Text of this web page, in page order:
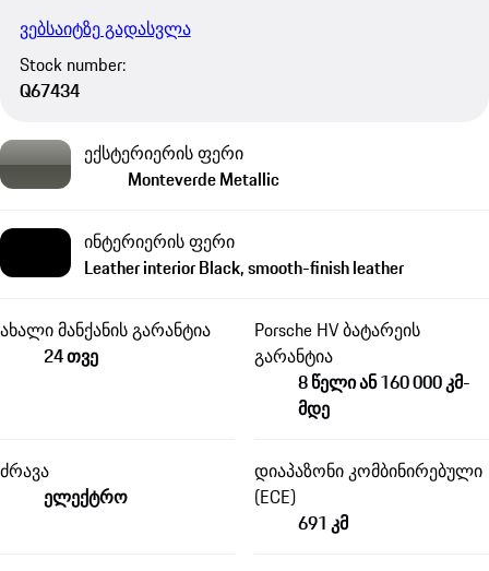
ვებსაიტზე გადასვლა
Stock number:
Q67434
ექსტერიერის ფერი
Monteverde Metallic
ინტერიერის ფერი
Leather interior Black, smooth-finish leather
ახალი მანქანის გარანტია
24 თვე
Porsche HV ბატარეის
გარანტია
8 წელი ან 160 000 კმ-
მდე
ძრავა
ელექტრო
დიაპაზონი კომბინირებული
(ECE)
691 კმ